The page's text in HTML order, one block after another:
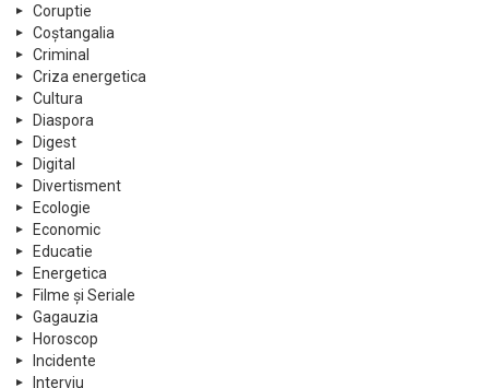
Coruptie
Coștangalia
Criminal
Criza energetica
Cultura
Diaspora
Digest
Digital
Divertisment
Ecologie
Economic
Educatie
Energetica
Filme și Seriale
Gagauzia
Horoscop
Incidente
Interviu